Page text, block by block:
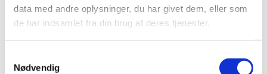
data med andre oplysninger, du har givet dem, eller som
de har indsamlet fra din brug af deres tjenester.
Nødvendig
a
e